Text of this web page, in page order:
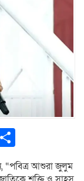
Link
“পবিত্র আশুরা জুলুম